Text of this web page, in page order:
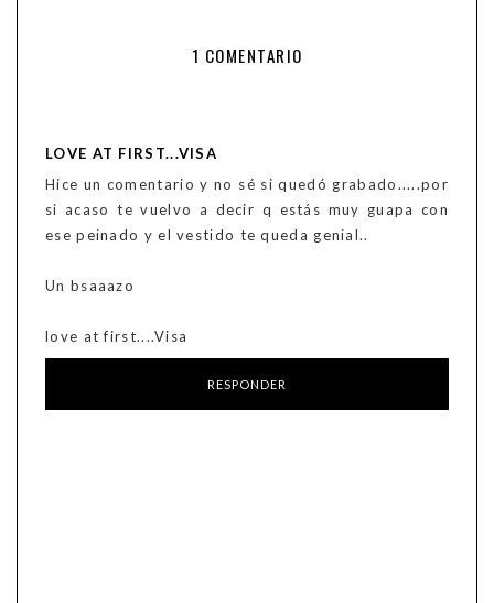
1 COMENTARIO
LOVE AT FIRST...VISA
Hice un comentario y no sé si quedó grabado.....por
si acaso te vuelvo a decir q estás muy guapa con
ese peinado y el vestido te queda genial..
Un bsaaazo
love at first....Visa
RESPONDER